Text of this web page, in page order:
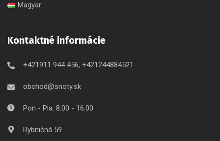
Magyar
Kontaktné informácie
+421911 944 456, +421244884521
obchod@snoty.sk
Pon - Pia: 8.00 - 16.00
Rybničná 59